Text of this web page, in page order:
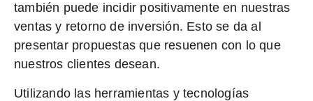
también puede incidir positivamente en nuestras
ventas y retorno de inversión. Esto se da al
presentar propuestas que resuenen con lo que
nuestros clientes desean.
Utilizando las herramientas y tecnologías